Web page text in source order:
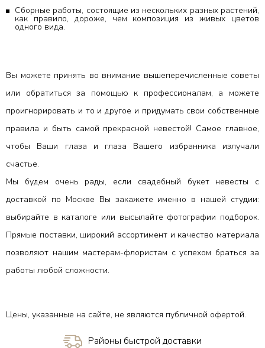
Сборные работы, состоящие из нескольких разных растений,
как правило, дороже, чем композиция из живых цветов
одного вида.
Вы можете принять во внимание вышеперечисленные советы
или обратиться за помощью к профессионалам, а можете
проигнорировать и то и другое и придумать свои собственные
правила и быть самой прекрасной невестой! Самое главное,
чтобы Ваши глаза и глаза Вашего избранника излучали
счастье.
Мы будем очень рады, если свадебный букет невесты с
доставкой по Москве Вы закажете именно в нашей студии:
выбирайте в каталоге или высылайте фотографии подборок.
Прямые поставки, широкий ассортимент и качество материала
позволяют нашим мастерам-флористам с успехом браться за
работы любой сложности.
Цены, указанные на сайте, не являются публичной офертой.
Районы быстрой доставки